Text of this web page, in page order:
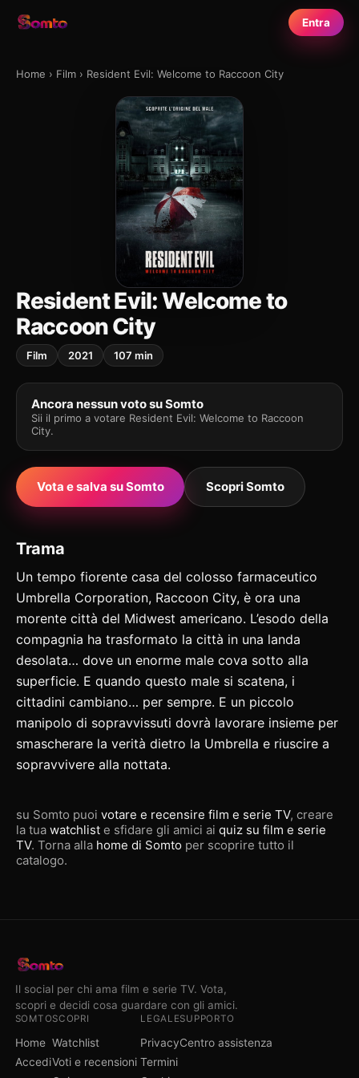
Entra
Home › Film › Resident Evil: Welcome to Raccoon City
Resident Evil: Welcome to
Raccoon City
Film 2021 107 min
Ancora nessun voto su Somto
Sii il primo a votare Resident Evil: Welcome to Raccoon
City.
Vota e salva su Somto Scopri Somto
Trama
Un tempo fiorente casa del colosso farmaceutico
Umbrella Corporation, Raccoon City, è ora una
morente città del Midwest americano. L’esodo della
compagnia ha trasformato la città in una landa
desolata… dove un enorme male cova sotto alla
superficie. E quando questo male si scatena, i
cittadini cambiano… per sempre. E un piccolo
manipolo di sopravvissuti dovrà lavorare insieme per
smascherare la verità dietro la Umbrella e riuscire a
sopravvivere alla nottata.
su Somto puoi votare e recensire film e serie TV, creare
la tua watchlist e sfidare gli amici ai quiz su film e serie
TV. Torna alla home di Somto per scoprire tutto il
catalogo.
Il social per chi ama film e serie TV. Vota,
scopri e decidi cosa guardare con gli amici.
SOMTO
Home
Accedi
SCOPRI
Watchlist
Voti e recensioni
LEGALE
Privacy
Termini
SUPPORTO
Centro assistenza